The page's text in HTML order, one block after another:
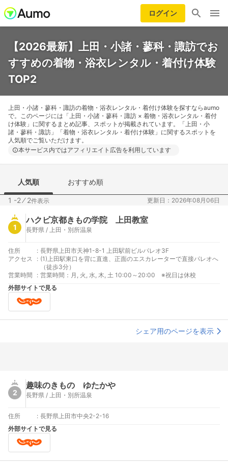
ログイン
【2026最新】上田・小諸・蓼科・諏訪でお
すすめの着物・浴衣レンタル・着付け体験
TOP2
上田・小諸・蓼科・諏訪の着物・浴衣レンタル・着付け体験を探すならaumo
で。このページには「上田・小諸・蓼科・諏訪 × 着物・浴衣レンタル・着付
け体験」に関するまとめ記事、スポットが掲載されています。「上田・小
諸・蓼科・諏訪」「着物・浴衣レンタル・着付け体験」に関するスポットを
人気順でご覧いただけます。
本サービス内ではアフィリエイト広告を利用しています
人気順 おすすめ順
1 -2⁄2件表示 更新日：2026年08月06日
1
ハクビ京都きもの学院 上田教室
長野県 / 上田・別所温泉
住所 : 長野県上田市天神1-8-1 上田駅前ビルパレオ3F
アクセス
: (1)上田駅東口を背に直進、正面のエスカレーターで直接パレオへ
（徒歩3分）
営業時間
: 営業時間：月, 火, 水, 木, 土 10:00～20:00 ※祝日は休校
外部サイトで見る
シェア用のページを表示
2
趣味のきもの ゆたかや
長野県 / 上田・別所温泉
住所 : 長野県上田市中央2-2-16
外部サイトで見る